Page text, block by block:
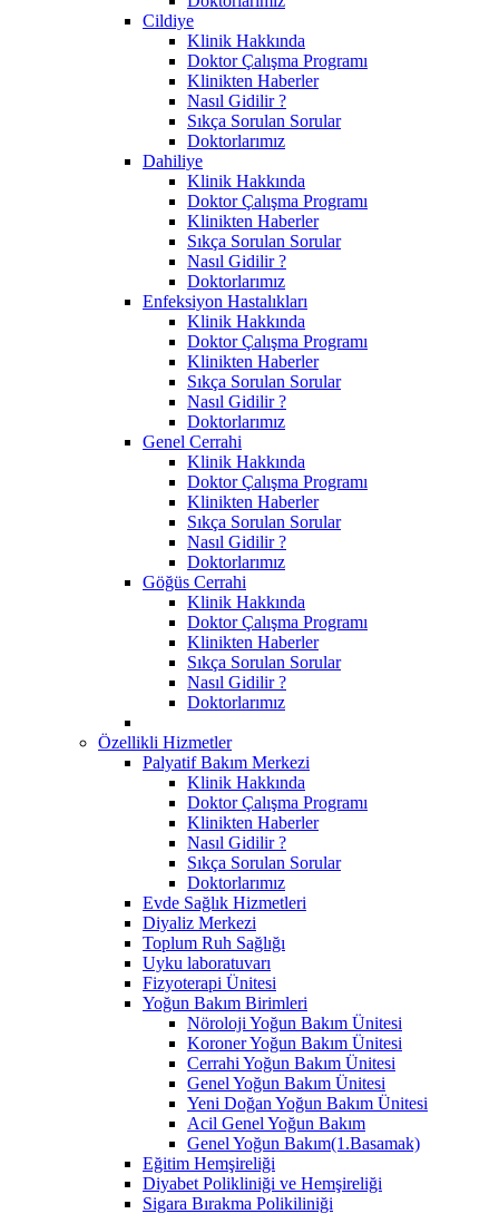
Cildiye
Klinik Hakkında
Doktor Çalışma Programı
Klinikten Haberler
Nasıl Gidilir ?
Sıkça Sorulan Sorular
Doktorlarımız
Dahiliye
Klinik Hakkında
Doktor Çalışma Programı
Klinikten Haberler
Sıkça Sorulan Sorular
Nasıl Gidilir ?
Doktorlarımız
Enfeksiyon Hastalıkları
Klinik Hakkında
Doktor Çalışma Programı
Klinikten Haberler
Sıkça Sorulan Sorular
Nasıl Gidilir ?
Doktorlarımız
Genel Cerrahi
Klinik Hakkında
Doktor Çalışma Programı
Klinikten Haberler
Sıkça Sorulan Sorular
Nasıl Gidilir ?
Doktorlarımız
Göğüs Cerrahi
Klinik Hakkında
Doktor Çalışma Programı
Klinikten Haberler
Sıkça Sorulan Sorular
Nasıl Gidilir ?
Doktorlarımız
Özellikli Hizmetler
Palyatif Bakım Merkezi
Klinik Hakkında
Doktor Çalışma Programı
Klinikten Haberler
Nasıl Gidilir ?
Sıkça Sorulan Sorular
Doktorlarımız
Evde Sağlık Hizmetleri
Diyaliz Merkezi
Toplum Ruh Sağlığı
Uyku laboratuvarı
Fizyoterapi Ünitesi
Yoğun Bakım Birimleri
Nöroloji Yoğun Bakım Ünitesi
Koroner Yoğun Bakım Ünitesi
Cerrahi Yoğun Bakım Ünitesi
Genel Yoğun Bakım Ünitesi
Yeni Doğan Yoğun Bakım Ünitesi
Acil Genel Yoğun Bakım
Genel Yoğun Bakım(1.Basamak)
Eğitim Hemşireliği
Diyabet Polikliniği ve Hemşireliği
Sigara Bırakma Polikiliniği